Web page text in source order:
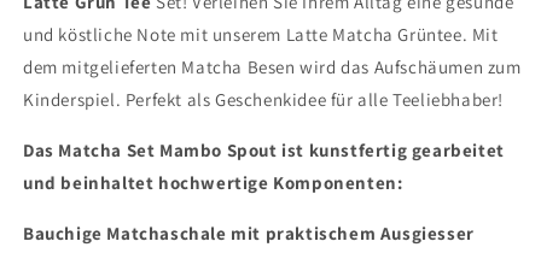
inkl.
Matcha
Besen
Geschenk
Idee
inkl.
Matcha
Besen
Geschenk
Idee
und köstliche Note mit unserem Latte Matcha Grüntee. Mit
dem mitgelieferten Matcha Besen wird das Aufschäumen zum
Kinderspiel. Perfekt als Geschenkidee für alle Teeliebhaber!
Das Matcha Set Mambo Spout ist kunstfertig gearbeitet
und beinhaltet hochwertige Komponenten:
Bauchige Matchaschale mit praktischem Ausgiesser